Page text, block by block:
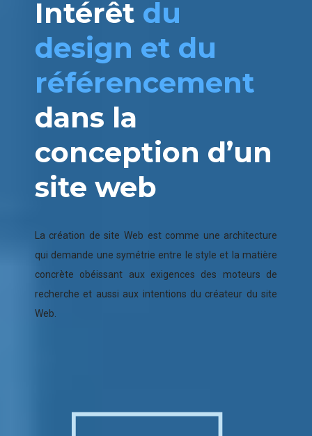
Intérêt du
design et du
référencement
dans la
conception d’un
site web
La création de site Web est comme une architecture
qui demande une symétrie entre le style et la matière
concrète obéissant aux exigences des moteurs de
recherche et aussi aux intentions du créateur du site
Web.